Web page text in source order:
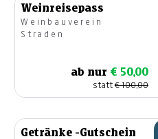
Weinreisepass
Weinbauverein
Straden
ab nur € 50,00
statt€ 100,00
Getränke -Gutschein